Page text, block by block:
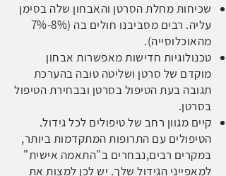
שכיחות מחלת הסרטן והאבחון שלה בסימן
עליה. רבים מסביבנו חולים בה (8%-7%
מהאוכלוסייה).
טכנולוגיות חדישות מאפשרות אבחון
מוקדם של סרטן ושליטה טובה בהערכת
תגובה בעת הטיפול בסרטן ובבחירת הטיפול
בסרטן.
קיים מגוון רחב של טיפולים לכל גידול.
הטיפולים עם התרופות המתקדמות ביותר,
במקרים רבים,נבחרים ב"התאמה אישית"
למאפייני הגידול שלך. יש לכן למצות את